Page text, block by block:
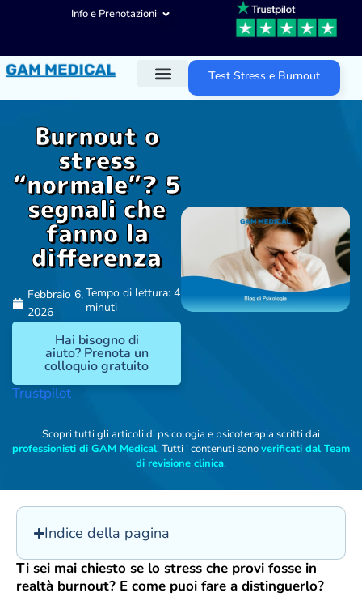
Info e Prenotazioni
Test Stress e Burnout
Burnout o
stress
“normale”? 5
segnali che
fanno la
differenza
Febbraio 6,
2026
Tempo di lettura: 4
minuti
Hai bisogno di
aiuto? Prenota un
colloquio gratuito
Trustpilot
Scopri tutti gli articoli di psicologia e psicoterapia scritti dai
professionisti di GAM Medical! Tutti i contenuti sonoverificati dal Team
di revisione clinica.
Indice della pagina
Ti sei mai chiesto se lo stress che provi fosse in
realtà burnout? E come puoi fare a distinguerlo?